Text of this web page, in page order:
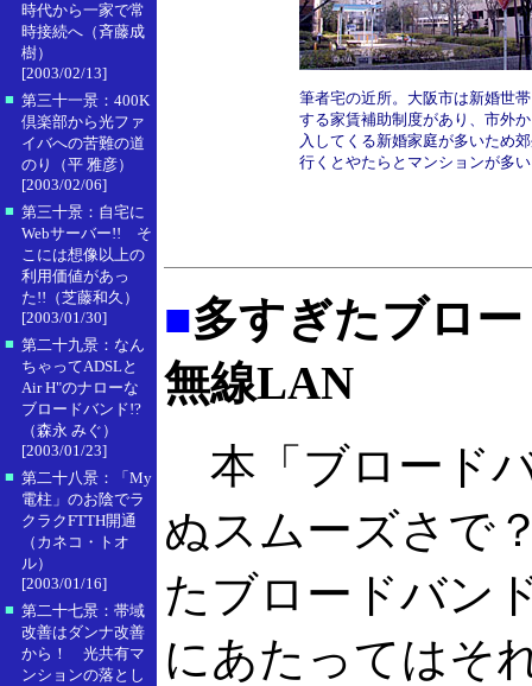
時代から一家で常
時接続へ（斉藤成
樹）
[2003/02/13]
■ 第三十一景：400K
倶楽部から光ファ
イバへの苦難の道
のり（平 雅彦）
[2003/02/06]
■ 第三十景：自宅に
Webサーバー!! そ
こには想像以上の
利用価値があっ
た!!（芝藤和久）
[2003/01/30]
■ 第二十九景：なん
ちゃってADSLと
Air H"のナローな
ブロードバンド!?
（森永 みぐ）
[2003/01/23]
■ 第二十八景：「My
電柱」のお陰でラ
クラクFTTH開通
（カネコ・トオ
ル）
[2003/01/16]
■ 第二十七景：帯域
改善はダンナ改善
から！ 光共有マ
ンションの落とし
筆者宅の近所。大阪市は新婚世
する家賃補助制度があり、市外
入してくる新婚家庭が多いため
行くとやたらとマンションが多い
■多すぎたブロ
無線LAN
本「ブロード
ぬスムーズさで
たブロードバン
にあたってはそ